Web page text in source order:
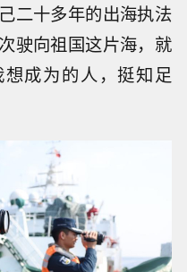
二十多年的出海执法
驶向祖国这片海，就
成为的人，挺知足